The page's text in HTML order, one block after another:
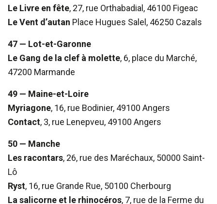
Le Livre en fête, 27, rue Orthabadial, 46100 Figeac
Le Vent d’autan Place Hugues Salel, 46250 Cazals
47 — Lot-et-Garonne
Le Gang de la clef à molette, 6, place du Marché,
47200 Marmande
49 — Maine-et-Loire
Myriagone, 16, rue Bodinier, 49100 Angers
Contact, 3, rue Lenepveu, 49100 Angers
50 — Manche
Les racontars, 26, rue des Maréchaux, 50000 Saint-
Lô
Ryst, 16, rue Grande Rue, 50100 Cherbourg
La salicorne et le rhinocéros, 7, rue de la Ferme du